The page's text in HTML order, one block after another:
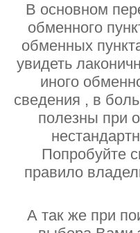
В основном
обменного
обменных
увидеть
иного
сведения , в
полезны при
Попробуйте
правило
А так же при